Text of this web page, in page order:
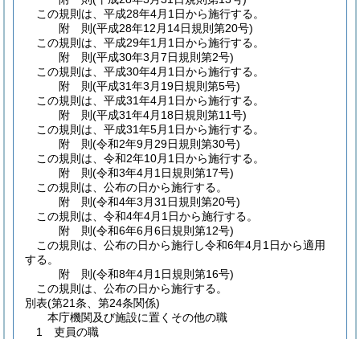
この規則は、平成28年4月1日から施行する。
附 則(平成28年12月14日規則第20号)
この規則は、平成29年1月1日から施行する。
附 則(平成30年3月7日規則第2号)
この規則は、平成30年4月1日から施行する。
附 則(平成31年3月19日規則第5号)
この規則は、平成31年4月1日から施行する。
附 則(平成31年4月18日規則第11号)
この規則は、平成31年5月1日から施行する。
附 則(令和2年9月29日規則第30号)
この規則は、令和2年10月1日から施行する。
附 則(令和3年4月1日規則第17号)
この規則は、公布の日から施行する。
附 則(令和4年3月31日規則第20号)
この規則は、令和4年4月1日から施行する。
附 則(令和6年6月6日規則第12号)
この規則は、公布の日から施行し令和6年4月1日から適用
する。
附 則(令和8年4月1日規則第16号)
この規則は、公布の日から施行する。
別表(第21条、第24条関係)
本庁機関及び施設に置くその他の職
1 吏員の職